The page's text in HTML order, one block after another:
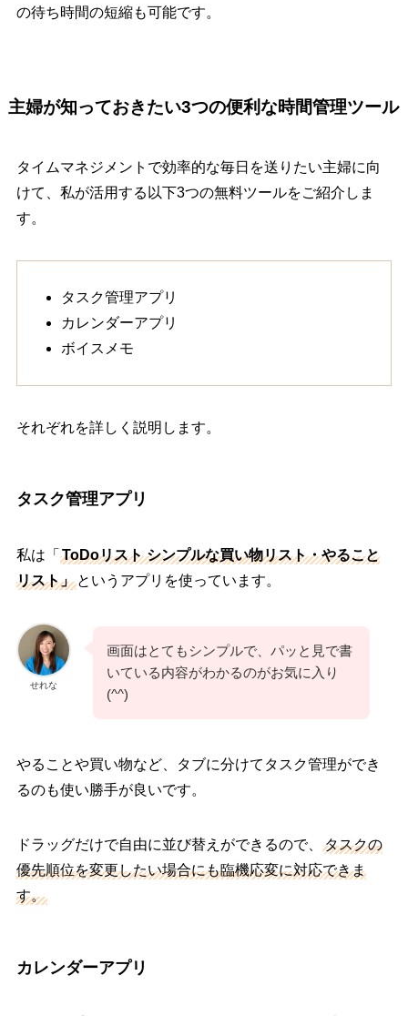
の待ち時間の短縮も可能です。
主婦が知っておきたい3つの便利な時間管理ツール
タイムマネジメントで効率的な毎日を送りたい主婦に向
けて、私が活用する以下3つの無料ツールをご紹介しま
す。
タスク管理アプリ
カレンダーアプリ
ボイスメモ
それぞれを詳しく説明します。
タスク管理アプリ
私は「 ToDoリスト シンプルな買い物リスト・やること
リスト」というアプリを使っています。
せれな
画面はとてもシンプルで、パッと見で書
いている内容がわかるのがお気に入り
(^^)
やることや買い物など、タブに分けてタスク管理ができ
るのも使い勝手が良いです。
ドラッグだけで自由に並び替えができるので、
タスクの
優先順位を変更したい場合にも臨機応変に対応できま
す。
カレンダーアプリ